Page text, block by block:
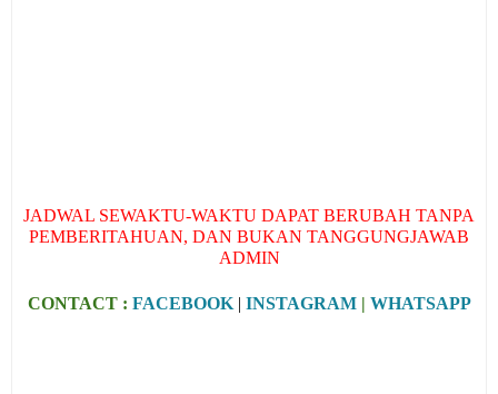
JADWAL SEWAKTU-WAKTU DAPAT BERUBAH TANPA
PEMBERITAHUAN, DAN BUKAN TANGGUNGJAWAB
ADMIN
CONTACT : FACEBOOK| INSTAGRAM| WHATSAPP